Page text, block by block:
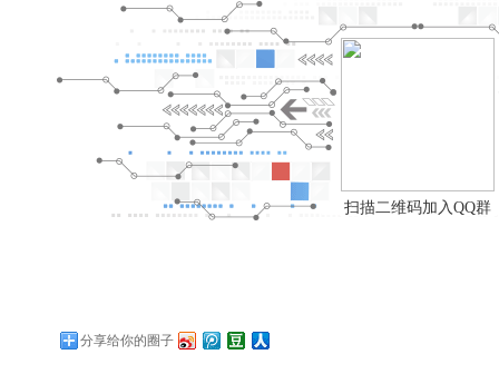
扫描二维码加入QQ群
分享给你的圈子